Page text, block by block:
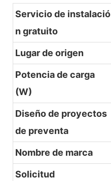
Servicio de instalació
n gratuito
Lugar de origen
Potencia de carga
(W)
Diseño de proyectos
de preventa
Nombre de marca
Solicitud